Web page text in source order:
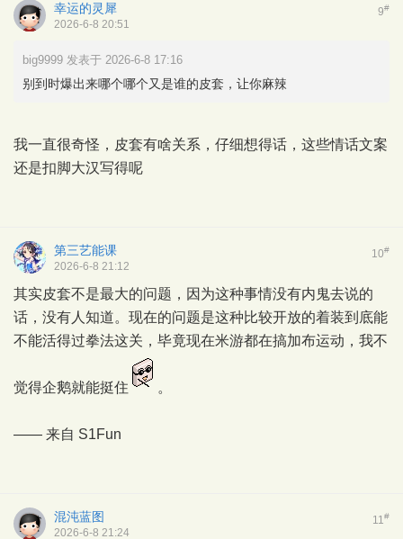
9#
幸运的灵犀
2026-6-8 20:51
big9999 发表于 2026-6-8 17:16
别到时爆出来哪个哪个又是谁的皮套，让你麻辣
我一直很奇怪，皮套有啥关系，仔细想得话，这些情话文案
还是扣脚大汉写得呢
10#
第三艺能课
2026-6-8 21:12
其实皮套不是最大的问题，因为这种事情没有内鬼去说的
话，没有人知道。现在的问题是这种比较开放的着装到底能
不能活得过拳法这关，毕竟现在米游都在搞加布运动，我不
觉得企鹅就能挺住 。
—— 来自 S1Fun
11#
混沌蓝图
2026-6-8 21:24